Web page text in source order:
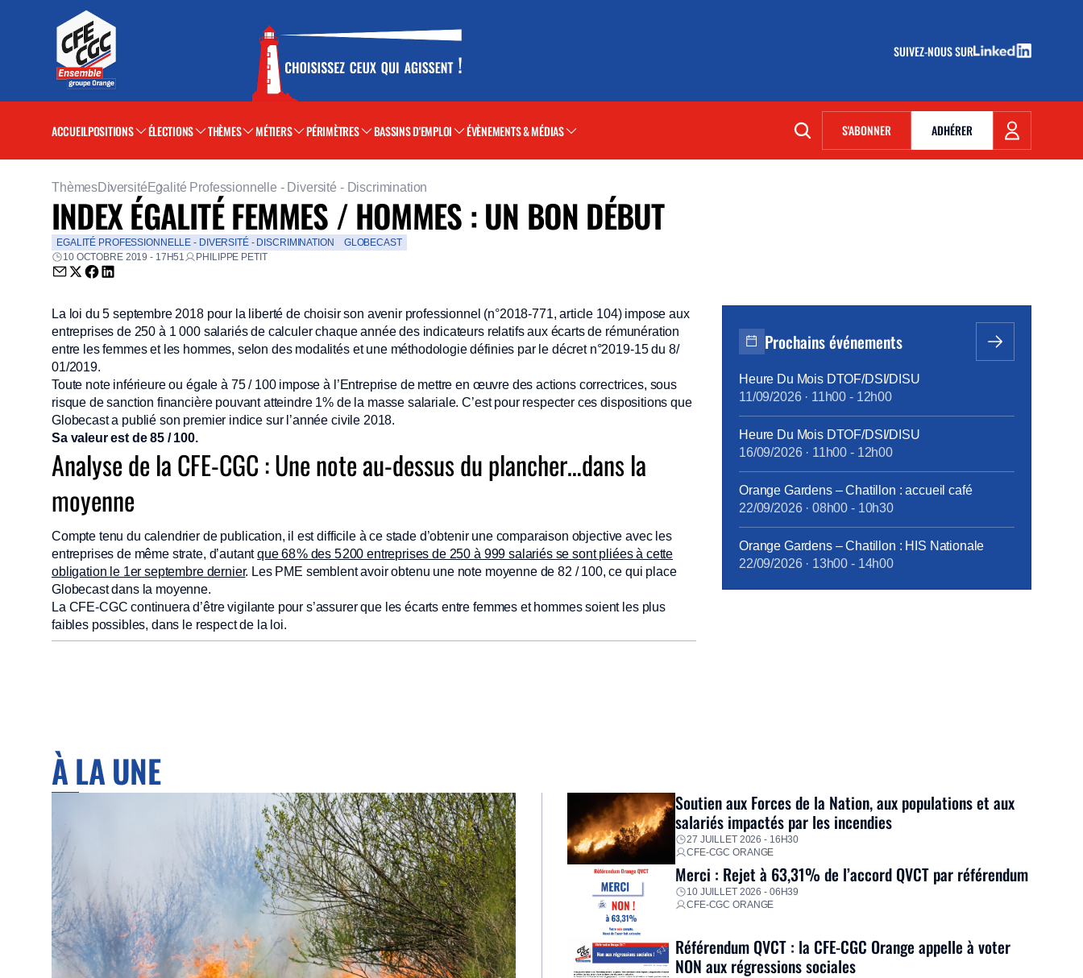
SUIVEZ-NOUS SUR
(NOUVELLE FENÊTRE)
ACCUEILPOSITIONS ÉLECTIONS THÈMES MÉTIERS PÉRIMÈTRES BASSINS D'EMPLOI ÉVÈNEMENTS & MÉDIAS S'ABONNER(NOUVELLE FENÊTRE)
ADHÉRER
ThèmesDiversité Egalité Professionnelle - Diversité - Discrimination
INDEX ÉGALITÉ FEMMES / HOMMES : UN BON DÉBUT
EGALITÉ PROFESSIONNELLE - DIVERSITÉ - DISCRIMINATION
GLOBECAST
10 OCTOBRE 2019 - 17H51
PHILIPPE PETIT
Envoyer par email (nouvelle fenêtre)
Partager sur Twitter (nouvelle fenêtre)
Partager sur Facebook (nouvelle fenêtre)
Partager sur LinkedIn (nouvelle fenêtre)
La loi du 5 septembre 2018 pour la liberté de choisir son avenir professionnel (n°2018-771, article 104) impose aux
entreprises de 250 à 1 000 salariés de calculer chaque année des indicateurs relatifs aux écarts de rémunération
entre les femmes et les hommes, selon des modalités et une méthodologie définies par le décret n°2019-15 du 8/
01/2019.
Toute note inférieure ou égale à 75 / 100 impose à l’Entreprise de mettre en œuvre des actions correctrices, sous
risque de sanction financière pouvant atteindre 1% de la masse salariale. C’est pour respecter ces dispositions que
Globecast a publié son premier indice sur l’année civile 2018.
Sa valeur est de 85 / 100.
Analyse de la CFE-CGC : Une note au-dessus du plancher…dans la
moyenne
Compte tenu du calendrier de publication, il est difficile à ce stade d’obtenir une comparaison objective avec les
entreprises de même strate, d’autantque 68 % des 5 200 entreprises de 250 à 999 salariés se sont pliées à cette
obligation le 1er septembre dernier. Les PME semblent avoir obtenu une note moyenne de 82 / 100, ce qui place
Globecast dans la moyenne.
La CFE-CGC continuera d’être vigilante pour s’assurer que les écarts entre femmes et hommes soient les plus
faibles possibles, dans le respect de la loi.
Prochains événements
Heure Du Mois DTOF/DSI/DISU
11/09/2026· 11h00 - 12h00
Heure Du Mois DTOF/DSI/DISU
16/09/2026· 11h00 - 12h00
Orange Gardens – Chatillon : accueil café
22/09/2026· 08h00 - 10h30
Orange Gardens – Chatillon : HIS Nationale
22/09/2026· 13h00 - 14h00
À LA UNE
Soutien aux Forces de la Nation, aux populations et aux
salariés impactés par les incendies
27 JUILLET 2026 - 16H30
CFE-CGC ORANGE
Merci : Rejet à 63,31% de l’accord QVCT par référendum
10 JUILLET 2026 - 06H39
CFE-CGC ORANGE
Référendum QVCT : la CFE-CGC Orange appelle à voter
NON aux régressions sociales